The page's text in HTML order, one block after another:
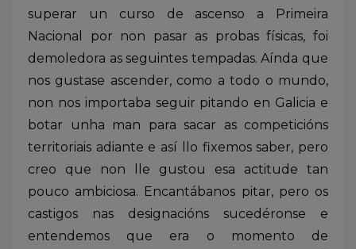
superar un curso de ascenso a Primeira
Nacional por non pasar as probas físicas, foi
demoledora as seguintes tempadas. Aínda que
nos gustase ascender, como a todo o mundo,
non nos importaba seguir pitando en Galicia e
botar unha man para sacar as competicións
territoriais adiante e así llo fixemos saber, pero
creo que non lle gustou esa actitude tan
pouco ambiciosa. Encantábanos pitar, pero os
castigos nas designacións sucedéronse e
entendemos que era o momento de